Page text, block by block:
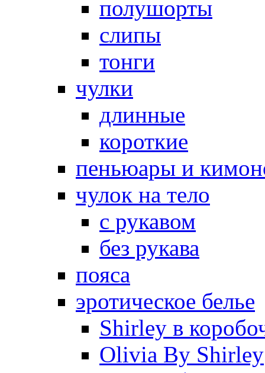
полушорты
слипы
тонги
чулки
длинные
короткие
пеньюары и
чулок на тело
с рукавом
без рукава
пояса
эротическое белье
Shirley в
Olivia By Shirley